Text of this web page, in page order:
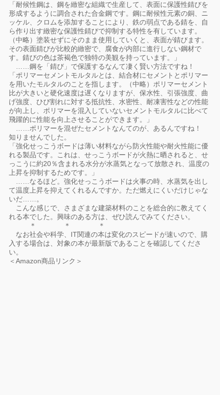
「耐候性鋼は、鋼を緻密な組織で生産して、表面に保護性錆びを
形成するように調合された合金鋼です。鋼に耐候性元素の銅、ニ
ッケル、クロムを添加することにより、鉄の弱点である錆を、自
ら作り出す緻密な保護性錆びで抑制する特性を有しています。
（中略）塗装せずにそのまま使用していくと、表面が錆びます。
その表面錆びが比較的緻密で、腐食が内部に進行しない鋼材で
す。錆びの色は茶褐色で独特の美観を持っています。」
……鋼を「錆び」で保護するなんて凄く賢い方法ですね！
「ポリマーセメントモルタルとは、結合材にセメントとポリマー
を用いたモルタルのことを指します。（中略）ポリマーセメント
比が大きいと硬化速度は遅くなりますが、保水性、引張強度、曲
げ強度、ひび割れに対する抵抗性、水密性、耐凍害性などの性能
が向上し、ポリマーを混入していないセメントモルタルに比べて
飛躍的に性能を向上させることができます。」
……ポリマーを混ぜたセメントなんてのが、あるんですね！
知りませんでした。
「強化せっこうボードは薄い材料ながら防火性能や耐火性能に優
れる製品です。これは、せっこうボードが火熱に晒されると、せ
っこうに約20％含まれる水分が水蒸気となって放散され、温度の
上昇を抑制するためです。」
……なるほど。強化せっこうボードは火事の時、水蒸気を出し
て温度上昇を抑えてくれるんですか。ただ燃えにくいだけじゃな
いだ……。
こんな感じで、さまざまな建築材料のことを総合的に教えてく
れる本でした。興味のある方は、ぜひ読んでみてください。
＊ ＊ ＊
なお社会や科学、IT関連の本は変化のスピードが速いので、購
入する場合は、対象の本が最新版であることを確認してくださ
い。
＜Amazon商品リンク＞